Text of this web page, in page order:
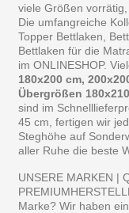
viele Größen
Die umfangreiche
Topper Bettlaken,
Bettlaken für die
im ONLINESHOP.
180x200 cm,
Übergrößen
sind im
45 cm, fertigen wir
Steghöhe auf
aller Ruhe die beste
UNSERE MARKEN |
Marke? Wir haben